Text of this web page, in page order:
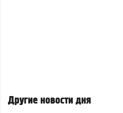
Другие новости дня